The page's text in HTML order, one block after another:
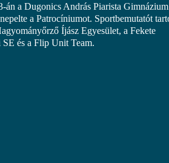
án a Dugonics András Piarista Gimnázium
a Patrocíniumot. Sportbemutatót
Íjász Egyesület, a Fekete
és a Flip Unit Team.